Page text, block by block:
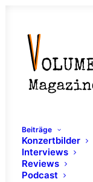
Beiträge
Konzertbilder
Interviews
Reviews
Podcast